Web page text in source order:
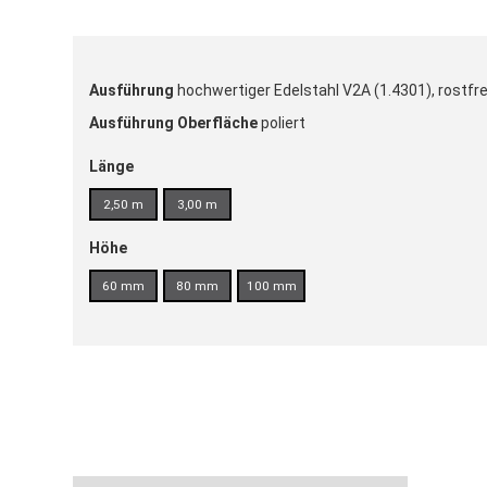
Länge
2,50 m 3,00 m
Höhe
60 mm 80 mm 100 mm
Ausführung hochwertiger Edelstahl V2A (1.4301),
Ausführung Oberflächepoliert